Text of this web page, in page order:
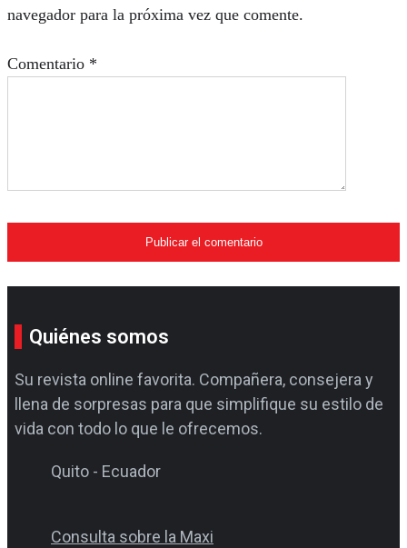
navegador para la próxima vez que comente.
Comentario *
Quiénes somos
Su revista online favorita. Compañera, consejera y
llena de sorpresas para que simplifique su estilo de
vida con todo lo que le ofrecemos.
Quito - Ecuador
Consulta sobre la Maxi